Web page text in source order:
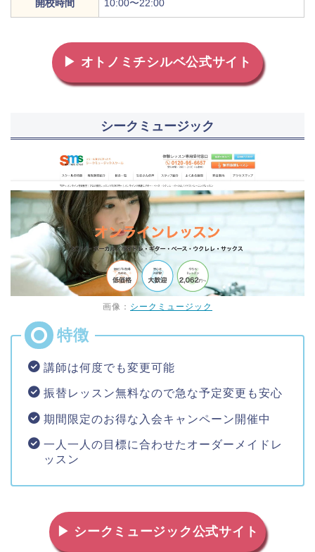
開校時間 10:00〜22:00
▶ オトノミチシルベ公式サイト
シークミュージック
画像： シークミュージック
講師は何度でも変更可能
振替レッスン無料なので急な予定変更も安心
期間限定のお得な入会キャンペーン開催中
一人一人の目標に合わせたオーダーメイドレ
ッスン
▶ シークミュージック公式サイト